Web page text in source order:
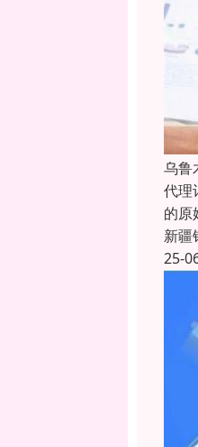
乌鲁
代理
的原
新疆
25-